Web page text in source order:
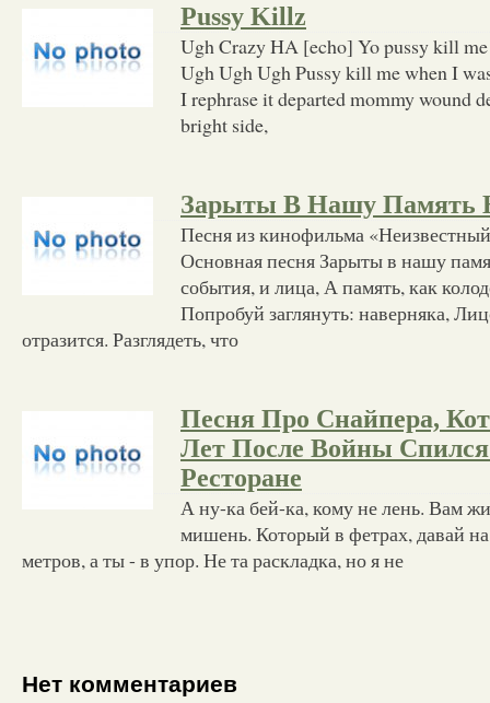
Pussy Killz
Ugh Crazy HA [echo] Yo pussy kill
Ugh Ugh Ugh Pussy kill me when I
I rephrase it departed mommy wound
bright side,
Зарыты В Нашу Память
Песня из кинофильма
Основная песня Зарыты в нашу
события, и лица, А память, как
Попробуй заглянуть: наверняка,
отразится. Разглядеть, что
Песня Про Снайпера,
Лет После Войны
Ресторане
А ну-ка бей-ка, кому не лень. Вам
мишень. Который в фетрах, давай
метров, а ты - в упор. Не та раскладка, но я не
Нет комментариев